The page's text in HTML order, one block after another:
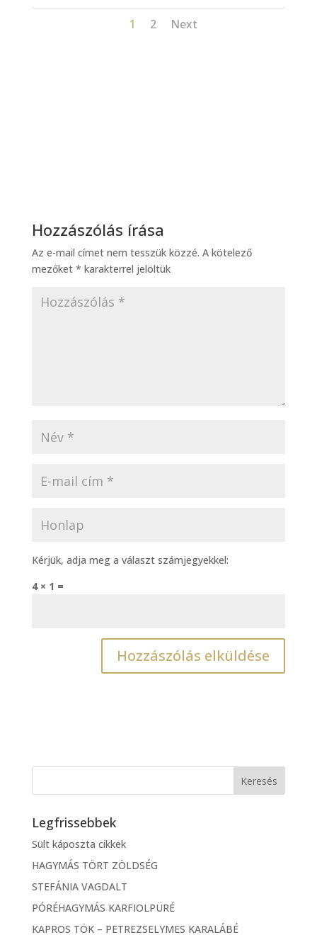
1 2 Next
Hozzászólás írása
Az e-mail címet nem tesszük közzé. A kötelező
mezőket * karakterrel jelöltük
Kérjük, adja meg a választ számjegyekkel:
4 × 1 =
Legfrissebbek
Sült káposzta cikkek
HAGYMÁS TÖRT ZÖLDSÉG
STEFÁNIA VAGDALT
PÓRÉHAGYMÁS KARFIOLPÜRÉ
KAPROS TÖK – PETREZSELYMES KARALÁBÉ